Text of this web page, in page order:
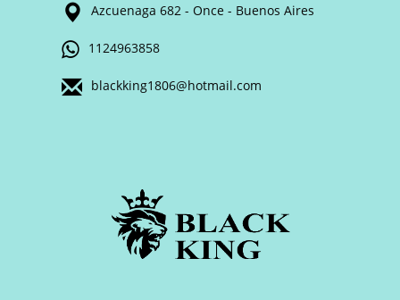
Azcuenaga 682 - Once - Buenos Aires
1124963858
blackking1806@hotmail.com